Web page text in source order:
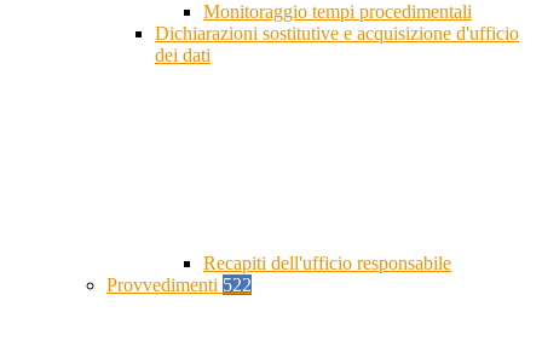
Monitoraggio tempi procedimentali
Dichiarazioni sostitutive e acquisizione d'ufficio
dei dati
Recapiti dell'ufficio responsabile
Provvedimenti 522